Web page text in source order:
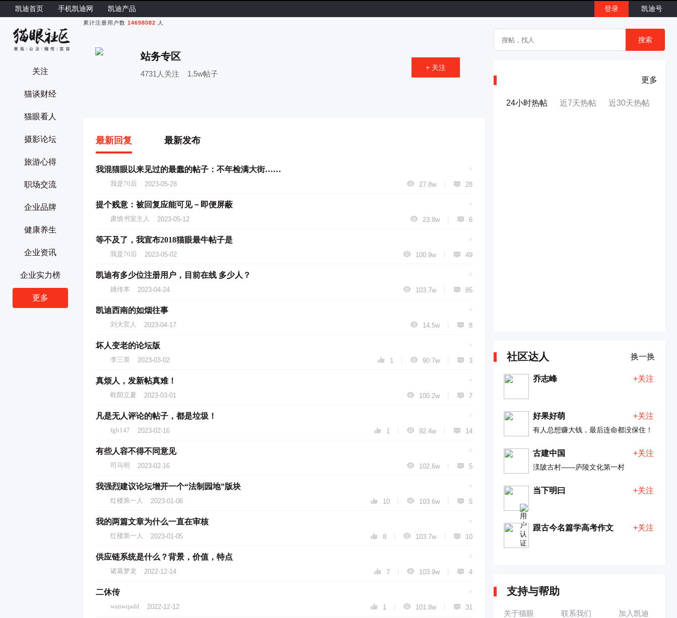
凯迪首页 手机凯迪网 凯迪产品 登录 凯迪号

关注
猫谈财经
猫眼看人
摄影论坛
旅游心得
职场交流
企业品牌
健康养生
企业资讯
企业实力榜
更多
累计注册用户数 14698082 人
站务专区
4731人关注 1.5w帖子
+ 关注
最新回复 最新发布
我混猫眼以来见过的最蠢的帖子：不年检满大街…… ×
我是70后 2023-05-28  27.8w  28
提个贱意：被回复应能可见－即便屏蔽 ×
肃慎书室主人 2023-05-12  23.8w  6
等不及了，我宣布2018猫眼最牛帖子是 ×
我是70后 2023-05-02  100.9w  49
凯迪有多少位注册用户，目前在线 多少人？ ×
姚传本 2023-04-24  103.7w  85
凯迪西南的如烟往事 ×
刘大官人 2023-04-17  14.5w  8
坏人变老的论坛版 ×
李三畏 2023-03-02  1  90.7w  3
真烦人，发新帖真难！ ×
欧阳立夏 2023-03-01  100.2w  7
凡是无人评论的帖子，都是垃圾！ ×
fgh147 2023-02-16  1  92.4w  14
有些人容不得不同意见 ×
司马明 2023-02-16  102.6w  5
我强烈建议论坛增开一个“法制园地”版块 ×
红楼第一人 2023-01-06  10  103.6w  5
我的两篇文章为什么一直在审核 ×
红楼第一人 2023-01-05  8  103.7w  10
供应链系统是什么？背景，价值，特点 ×
诸葛梦龙 2022-12-14  7  103.9w  4
二休传 ×
wanwqadd 2022-12-12  1  101.8w  31
搜索
更多
24小时热帖 近7天热帖 近30天热帖
社区达人 换一换
乔志峰 +关注
好果好萌 +关注
有人总想赚大钱，最后连命都没保住！
古建中国 +关注
渼陂古村——庐陵文化第一村
当下明曰 +关注
跟古今名篇学高考作文 +关注
支持与帮助
关于猫眼 联系我们 加入凯迪